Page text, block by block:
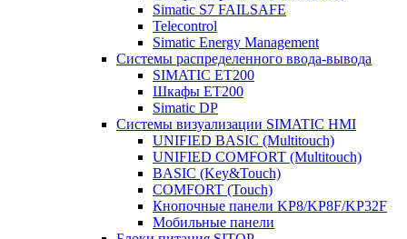
Simatic S7 FAILSAFE
Telecontrol
Simatic Energy Management
Системы распределенного ввода-вывода
SIMATIC ET200
Шкафы ET200
Simatic DP
Системы визуализации SIMATIC HMI
UNIFIED BASIC (Multitouch)
UNIFIED COMFORT (Multitouch)
BASIC (Key&Touch)
COMFORT (Touch)
Кнопочные панели KP8/KP8F/KP32F
Мобильные панели